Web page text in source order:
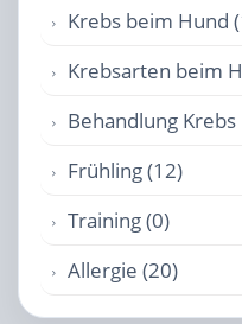
Krebs beim Hund
Krebsarten beim
Behandlung
Frühling (12)
Training (0)
Allergie (20)